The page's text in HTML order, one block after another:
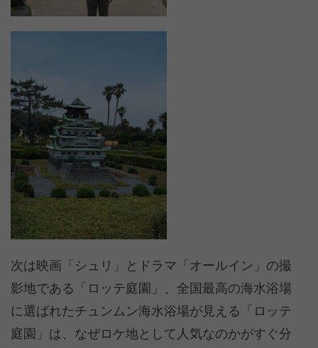
次は映画「シュリ」とドラマ「オールイン」の撮
影地である「ロッテ庭園」、全国最高の海水浴場
に選ばれたチュンムン海水浴場が見える「ロッテ
庭園」は、なぜロケ地として人気なのかがすぐ分